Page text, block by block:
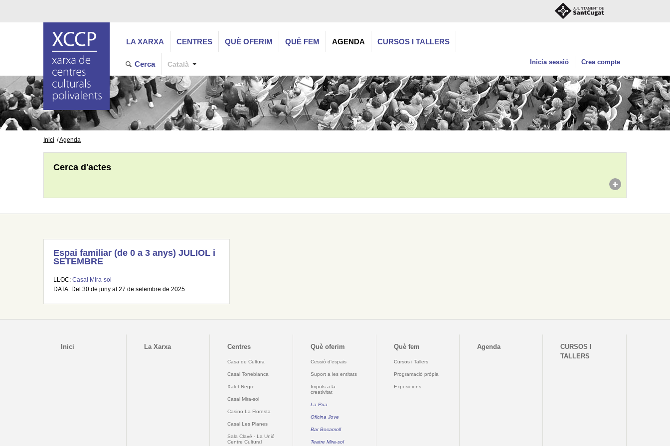
LA XARXA CENTRES QUÈ OFERIM QUÈ FEM AGENDA CURSOS I TALLERS
Cerca Català Inicia sessió Crea compte
Inici Agenda
Cerca d'actes
Espai familiar (de 0 a 3 anys) JULIOL i
SETEMBRE
LLOC: Casal Mira-sol
DATA: Del 30 de juny al 27 de setembre de 2025
Inici La Xarxa Centres
Casa de Cultura
Casal Torreblanca
Xalet Negre
Casal Mira-sol
Casino La Floresta
Casal Les Planes
Sala Clavé - La Unió
Centre Cultural
Què oferim
Cessió d'espais
Suport a les entitats
Impuls a la
creativitat
La Pua
Oficina Jove
Bar Bocamoll
Teatre Mira-sol
Què fem
Cursos i Tallers
Programació pròpia
Exposicions
Agenda
CURSOS I
TALLERS